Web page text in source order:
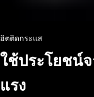
ฮิตติดกระแส
ใช้ประโยชน์
แรง